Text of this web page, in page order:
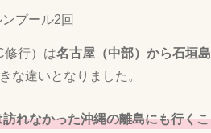
プール2回
修行）は名古屋（中部）から石垣
な違いとなりました。
れなかった沖縄の離島にも行く